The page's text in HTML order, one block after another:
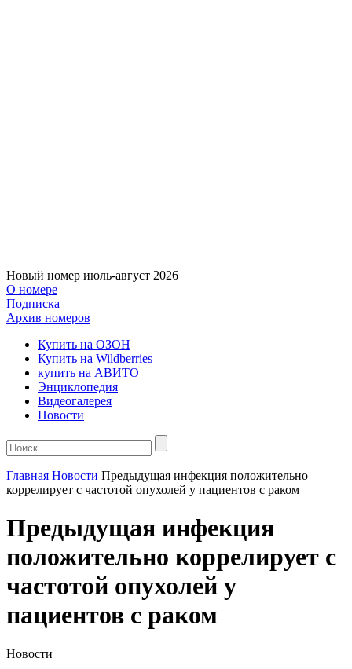
Новый номер июль-август 2026
О номере
Подписка
Архив номеров
Купить на ОЗОН
Купить на Wildberries
купить на АВИТО
Энциклопедия
Видеогалерея
Новости
Главная Новости Предыдущая инфекция положительно
коррелирует с частотой опухолей у пациентов с раком
Предыдущая инфекция
положительно коррелирует с
частотой опухолей у
пациентов с раком
Новости